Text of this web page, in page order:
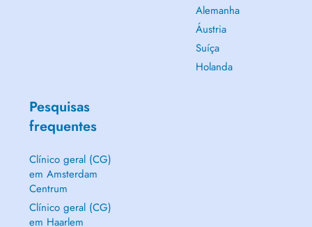
Alemanha
Áustria
Suíça
Holanda
Pesquisas
frequentes
Clínico geral (CG)
em Amsterdam
Centrum
Clínico geral (CG)
em Haarlem